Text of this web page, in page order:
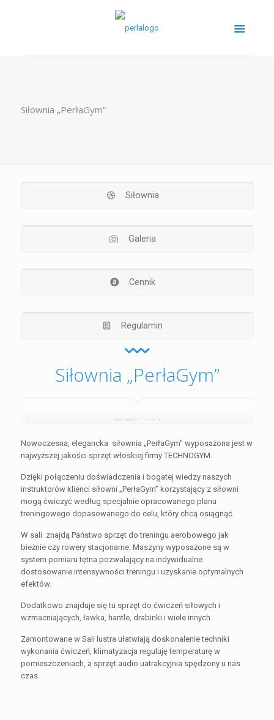
Siłownia „PerłaGym”
Siłownia
Galeria
Cennik
Regulamin
Siłownia „PerłaGym”
Nowoczesna, elegancka siłownia „PerłaGym” wyposażona jest w
najwyższej jakości sprzęt włoskiej firmy TECHNOGYM.
Dzięki połączeniu doświadczenia i bogatej wiedzy naszych
instruktorów klienci siłowni „PerłaGym” korzystający z siłowni
mogą ćwiczyć według specjalnie opracowanego planu
treningowego dopasowanego do celu, który chcą osiągnąć.
W sali znajdą Państwo sprzęt do treningu aerobowego jak
bieżnie czy rowery stacjonarne. Maszyny wyposażone są w
system pomiaru tętna pozwalający na indywidualne
dostosowanie intensywności treningu i uzyskanie optymalnych
efektów.
Dodatkowo znajduje się tu sprzęt do ćwiczeń siłowych i
wzmacniających, ławka, hantle, drabinki i wiele innych.
Zamontowane w Sali lustra ułatwiają doskonalenie techniki
wykonania ćwiczeń, klimatyzacja reguluję temperaturę w
pomieszczeniach, a sprzęt audio uatrakcyjnia spędzony u nas
czas.